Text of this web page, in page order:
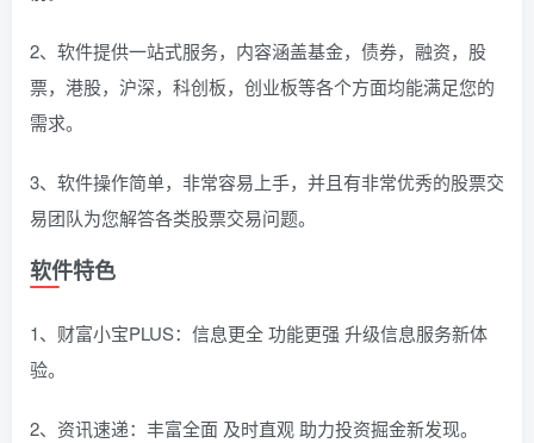
2、软件提供一站式服务，内容涵盖基金，债券，融资，股
票，港股，沪深，科创板，创业板等各个方面均能满足您的
需求。
3、软件操作简单，非常容易上手，并且有非常优秀的股票交
易团队为您解答各类股票交易问题。
软件特色
1、财富小宝PLUS：信息更全 功能更强 升级信息服务新体
验。
2、资讯速递：丰富全面 及时直观 助力投资掘金新发现。